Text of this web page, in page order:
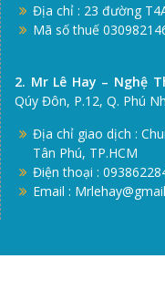
Địa chỉ : 23 đường
Mã số thuế
2. Mr Lê Hay – Nghệ
Qúy Đôn, P.12, Q. Phú
Địa chỉ giao dịch :
Tân Phú, TP.HCM
Điện thoại :
Email :